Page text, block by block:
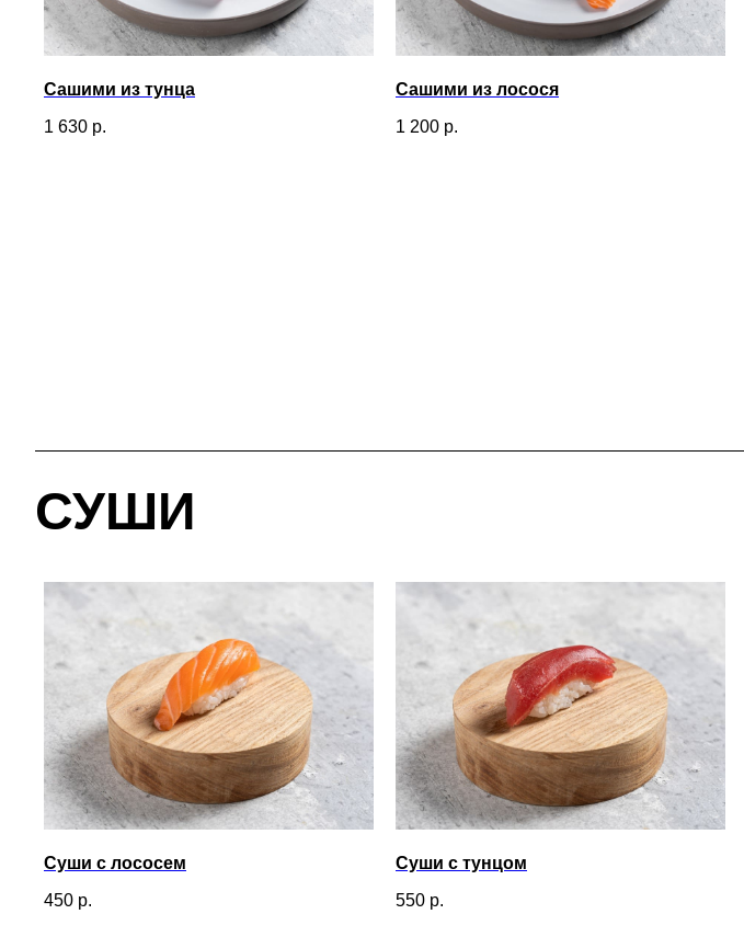
Сашими из тунца
1 630 р.
Сашими из лосося
1 200 р.
СУШИ
Суши с лососем
450 р.
Суши с тунцом
550 р.